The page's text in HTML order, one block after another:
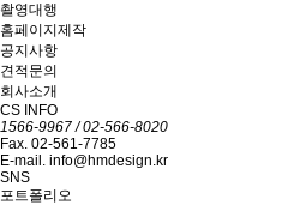
촬영대행
홈페이지제작
공지사항
견적문의
회사소개
CS INFO
1566-9967 / 02-566-8020
Fax. 02-561-7785
E-mail. info@hmdesign.kr
SNS
포트폴리오